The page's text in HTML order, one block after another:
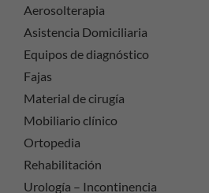
Aerosolterapia
Asistencia Domiciliaria
Equipos de diagnóstico
Fajas
Material de cirugía
Mobiliario clínico
Ortopedia
Rehabilitación
Urología – Incontinencia